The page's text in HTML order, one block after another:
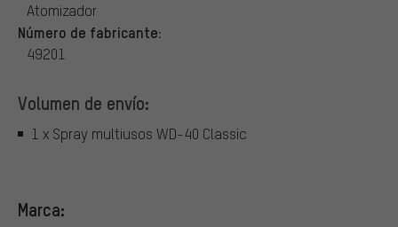
Atomizador
Número de fabricante:
49201
Volumen de envío:
1 x Spray multiusos WD-40 Classic
Marca: